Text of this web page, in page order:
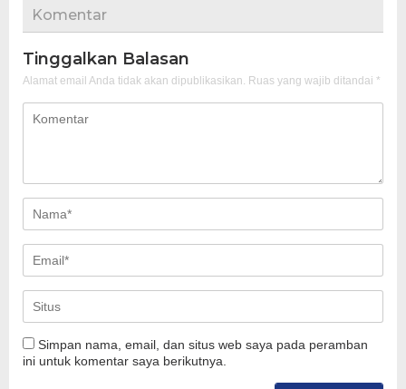
Komentar
Tinggalkan Balasan
Alamat email Anda tidak akan dipublikasikan. Ruas yang wajib ditandai *
Simpan nama, email, dan situs web saya pada peramban
ini untuk komentar saya berikutnya.